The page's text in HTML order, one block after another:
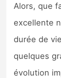
Alors, que
excellente
durée de
quelques
évolution